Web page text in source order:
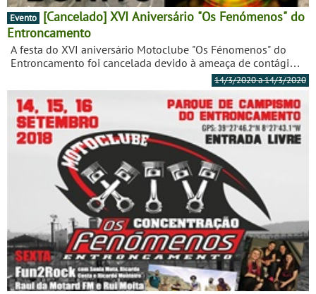
Evento
Entroncamento
A festa do XVI aniversário Motoclube "Os Fénomenos" do
Entroncamento foi cancelada devido à ameaça de contágio
14/3/2020 a 14/3/2020